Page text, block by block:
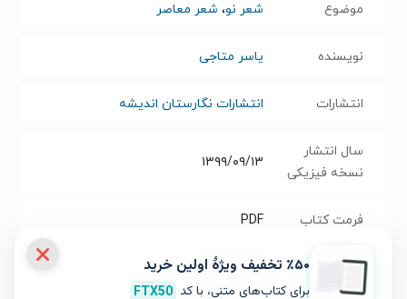
موضوع شعر نو، شعر معاصر
نویسنده یاسر متاجی
انتشارات انتشارات نگارستان اندیشه
سال انتشار
نسخه فیزیکی
۱۳۹۹/۰۹/۱۳
فرمت کتاب PDF
حجم فایل
کتاب
مگابایت
٪۵۰ تخفیف ویژۀ اولین خرید
برای کتاب‌های متنی، با کد FTX50